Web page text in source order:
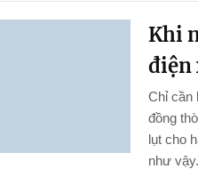
Khi
điện
Chỉ cần
đồng
lụt cho
như vậy.